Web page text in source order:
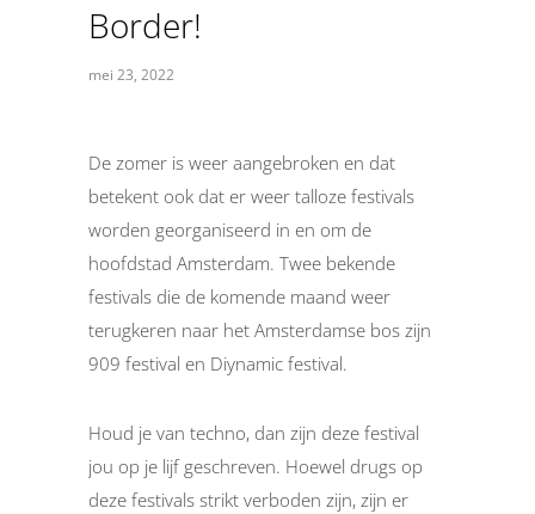
Border!
mei 23, 2022
De zomer is weer aangebroken en dat
betekent ook dat er weer talloze festivals
worden georganiseerd in en om de
hoofdstad Amsterdam. Twee bekende
festivals die de komende maand weer
terugkeren naar het Amsterdamse bos zijn
909 festival en Diynamic festival.
Houd je van techno, dan zijn deze festival
jou op je lijf geschreven. Hoewel drugs op
deze festivals strikt verboden zijn, zijn er